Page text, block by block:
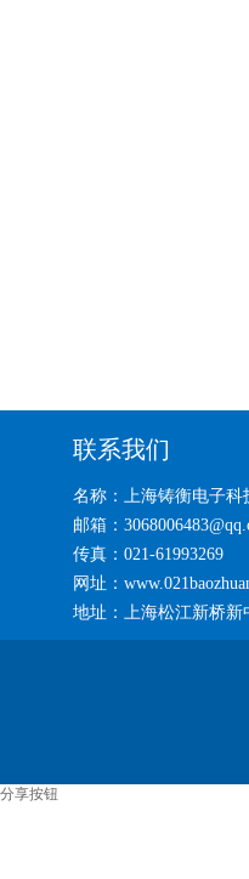
联系我们
名称：上海铸衡电子科
邮箱：
传真：021-61993269
网址：
地址：上海松江新桥新
分享按钮